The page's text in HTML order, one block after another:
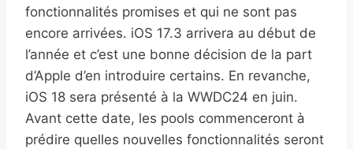
fonctionnalités promises et qui ne sont pas
encore arrivées. iOS 17.3 arrivera au début de
l’année et c’est une bonne décision de la part
d’Apple d’en introduire certains. En revanche,
iOS 18 sera présenté à la WWDC24 en juin.
Avant cette date, les pools commenceront à
prédire quelles nouvelles fonctionnalités seront